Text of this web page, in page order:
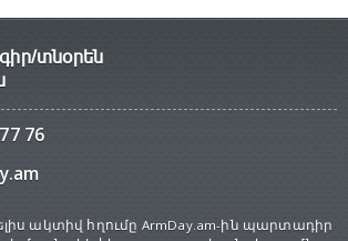
տնօրեն
76
ակտիվ հղումը ArmDay.am-ին պարտադիր